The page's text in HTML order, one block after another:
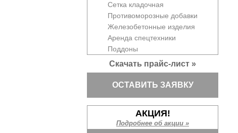
Сетка кладочная
Противоморозные добавки
Железобетонные изделия
Аренда спецтехники
Поддоны
Скачать прайс-лист »
ОСТАВИТЬ ЗАЯВКУ
АКЦИЯ!
Подробнее об акции »